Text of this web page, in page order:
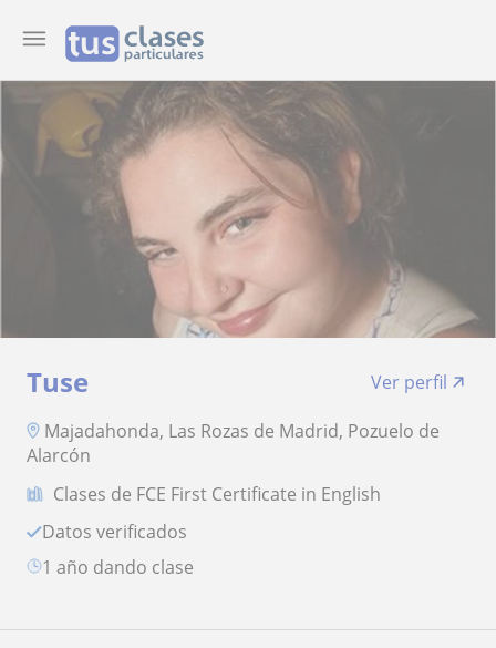
Tuse
Ver perfil
Majadahonda, Las Rozas de Madrid, Pozuelo de
Alarcón
Clases de FCE First Certificate in English
Datos verificados
1 año dando clase